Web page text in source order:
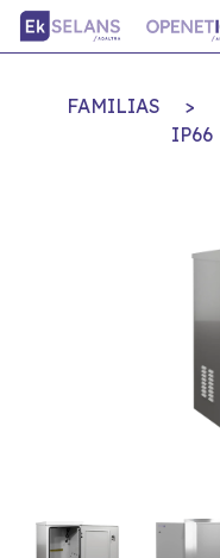
FAMILIAS >
IP66